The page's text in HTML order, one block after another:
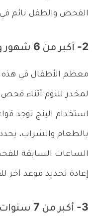
الفحص والطفل نائم
2- أكبر من 6 شهور وأصغر من 7 سنوات:
معظم الأطفال في هذه
استخدام البنج توجد
بالطعام والشراب،
الساعات السابقة
إعادة تحديد موعد آخر
3- أكبر من 7 سنوات: